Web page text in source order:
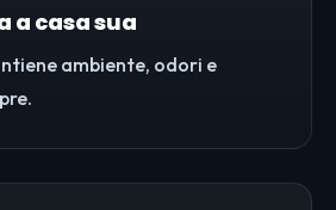
a casa sua
ambiente, odori e